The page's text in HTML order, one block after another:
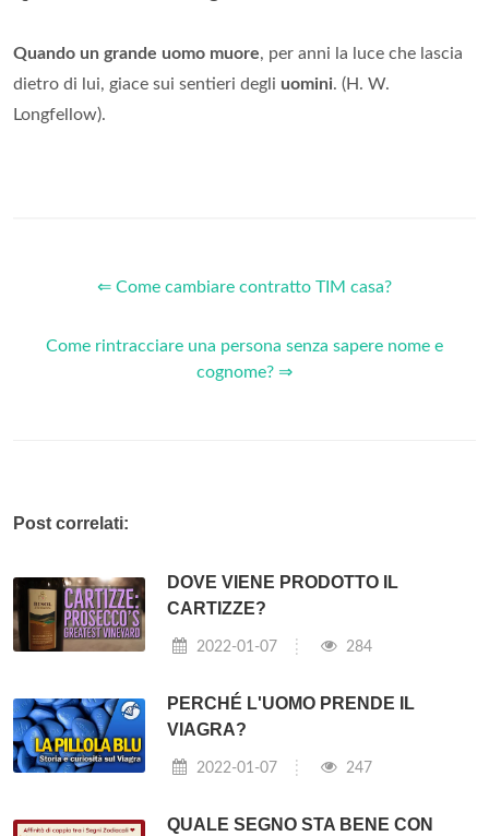
Quando un grande uomo muore, per anni la luce che lascia
dietro di lui, giace sui sentieri degli uomini. (H. W.
Longfellow).
⇐ Come cambiare contratto TIM casa?
Come rintracciare una persona senza sapere nome e
cognome? ⇒
Post correlati:
DOVE VIENE PRODOTTO IL
CARTIZZE?
2022-01-07 284
PERCHÉ L'UOMO PRENDE IL
VIAGRA?
2022-01-07 247
QUALE SEGNO STA BENE CON